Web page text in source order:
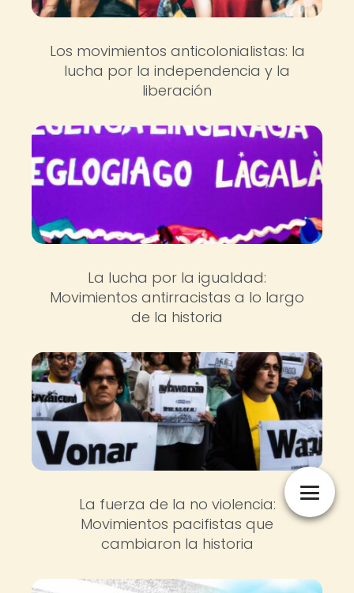
Los movimientos anticolonialistas: la
lucha por la independencia y la
liberación
La lucha por la igualdad:
Movimientos antirracistas a lo largo
de la historia
La fuerza de la no violencia:
Movimientos pacifistas que
cambiaron la historia